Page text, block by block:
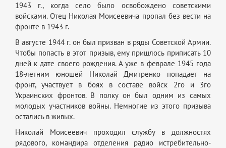
1943 г., когда село было освобождено советскими
войсками. Отец Николая Моисеевича пропал без вести на
фронте в 1943 г.
В августе 1944 г. он был призван в ряды Советской Армии.
Чтобы попасть в этот призыв, ему пришлось приписать 10
дней к дате своего рождения. А уже в феврале 1945 года
18-летним юношей Николай Дмитренко попадает на
фронт, участвует в боях в составе войск 2го и 3го
Украинских фронтов. В полку он был одним из самых
молодых участников войны. Немногие из этого призыва
остались в живых.
Николай Моисеевич проходил службу в должностях
рядового, командира отделения радио истребительно-